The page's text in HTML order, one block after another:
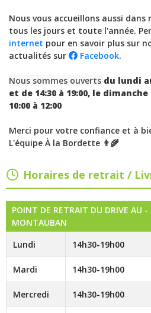
Nous vous accueillons aussi
tous les jours et toute l'année.
internet pour en savoir plus sur
actualités sur
Facebook.
Nous sommes ouverts du lundi
et de 14:30 à 19:00, le
10:00 à 12:00
Merci pour votre confiance et à
L'équipe À la Bordette 👨‍🌾
Horaires de retrait /
POINT DE RETRAIT DU DRIVE AU
MONTAUBAN
Lundi
14h30-19h00
Mardi 14h30-19h00
Mercredi 14h30-19h00